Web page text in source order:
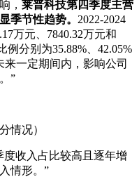
， 莱普科技第四季度主营
季节性趋势。 2022-2024
万元、7840.32万元和
分别为35.88%、42.05%
来一定期间内，影响公司
”
情况）
收入占比较高且逐年增
情形。”